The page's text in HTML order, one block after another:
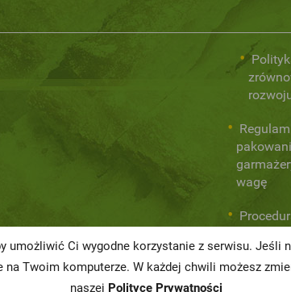
wagę
umożliwić Ci wygodne korzystanie z serwisu. Jeśli
na Twoim komputerze. W każdej chwili możesz
naszej Polityce Prywatności